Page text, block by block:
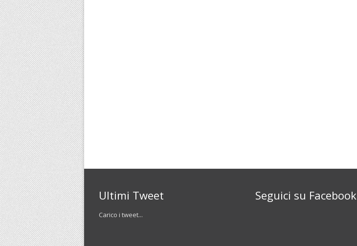
Ultimi Tweet
Carico i tweet...
Seguici su Facebook